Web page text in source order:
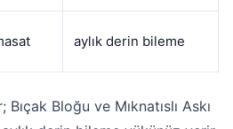
aylık derin bileme
Bıçak Bloğu ve Mıknatıslı Askı